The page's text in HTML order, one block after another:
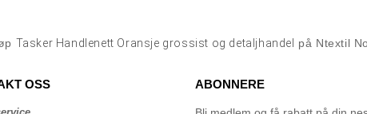
Tasker Handlenett Oransje grossist og detaljhandel på Ntextil
OSS ABONNERE